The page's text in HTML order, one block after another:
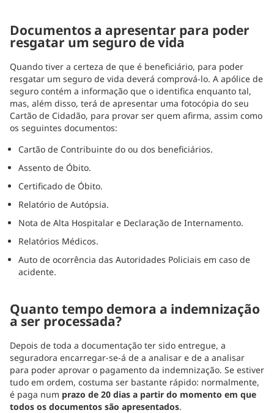
Documentos a apresentar para poder
resgatar um seguro de vida
Quando tiver a certeza de que é beneficiário, para poder
resgatar um seguro de vida deverá comprová-lo. A apólice de
seguro contém a informação que o identifica enquanto tal,
mas, além disso, terá de apresentar uma fotocópia do seu
Cartão de Cidadão, para provar ser quem afirma, assim como
os seguintes documentos:
Cartão de Contribuinte do ou dos beneficiários.
Assento de Óbito.
Certificado de Óbito.
Relatório de Autópsia.
Nota de Alta Hospitalar e Declaração de Internamento.
Relatórios Médicos.
Auto de ocorrência das Autoridades Policiais em caso de
acidente.
Quanto tempo demora a indemnização
a ser processada?
Depois de toda a documentação ter sido entregue, a
seguradora encarregar-se-á de a analisar e de a analisar
para poder aprovar o pagamento da indemnização. Se estiver
tudo em ordem, costuma ser bastante rápido: normalmente,
é paga num prazo de 20 dias a partir do momento em que
todos os documentos são apresentados.